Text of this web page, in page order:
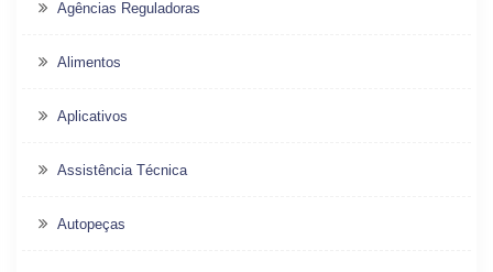
Agências Reguladoras
Alimentos
Aplicativos
Assistência Técnica
Autopeças